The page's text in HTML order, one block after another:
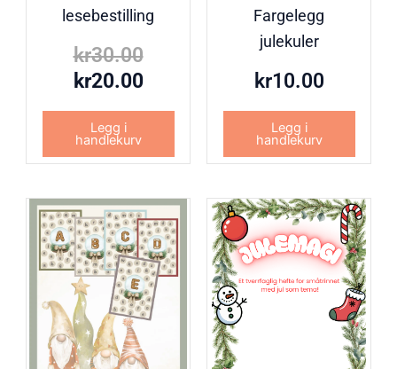
lesebestilling
kr30.00
kr20.00
Legg i
handlekurv
Fargelegg
julekuler
kr10.00
Legg i
handlekurv